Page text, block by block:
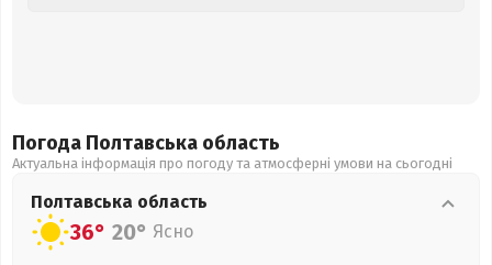
Погода Полтавська область
Актуальна інформація про погоду та атмосферні умови на сьогодні
Полтавська область
36° 20° Ясно